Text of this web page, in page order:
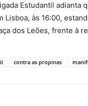
Estudantil adianta
Lisboa, às 16:00,
dos Leões, frente à
contra as propinas